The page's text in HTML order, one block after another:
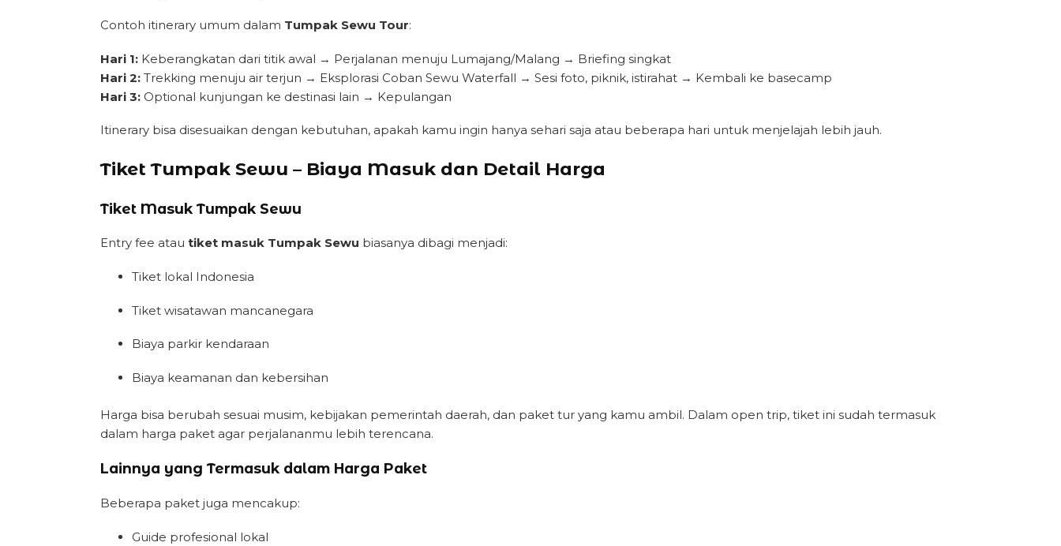
Contoh itinerary umum dalam Tumpak Sewu Tour:
Hari 1: Keberangkatan dari titik awal → Perjalanan menuju Lumajang/Malang → Briefing singkat
Hari 2: Trekking menuju air terjun → Eksplorasi Coban Sewu Waterfall → Sesi foto, piknik, istirahat → Kembali ke basecamp
Hari 3: Optional kunjungan ke destinasi lain → Kepulangan
Itinerary bisa disesuaikan dengan kebutuhan, apakah kamu ingin hanya sehari saja atau beberapa hari untuk menjelajah lebih jauh.
Tiket Tumpak Sewu – Biaya Masuk dan Detail Harga
Tiket Masuk Tumpak Sewu
Entry fee atau tiket masuk Tumpak Sewu biasanya dibagi menjadi:
Tiket lokal Indonesia
Tiket wisatawan mancanegara
Biaya parkir kendaraan
Biaya keamanan dan kebersihan
Harga bisa berubah sesuai musim, kebijakan pemerintah daerah, dan paket tur yang kamu ambil. Dalam open trip, tiket ini sudah termasuk
dalam harga paket agar perjalananmu lebih terencana.
Lainnya yang Termasuk dalam Harga Paket
Beberapa paket juga mencakup:
Guide profesional lokal